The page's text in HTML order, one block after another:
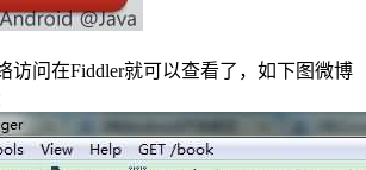
访问在Fiddler就可以查看了，如下图微博